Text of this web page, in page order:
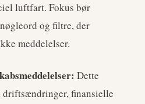
luftfart. Fokus bør
og filtre, der
meddelelser.
Dette
driftsændringer, finansielle